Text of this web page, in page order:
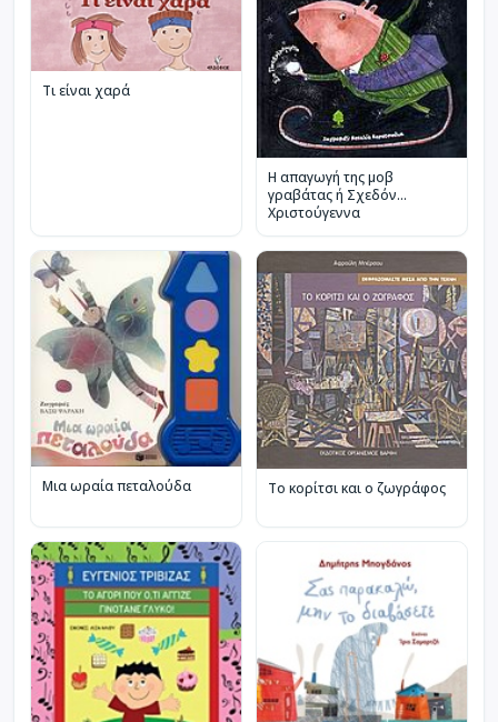
Τι είναι χαρά
Η απαγωγή της μοβ
γραβάτας ή Σχεδόν...
Χριστούγεννα
Μια ωραία πεταλούδα Το κορίτσι και ο ζωγράφος